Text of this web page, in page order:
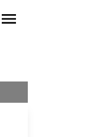
menu